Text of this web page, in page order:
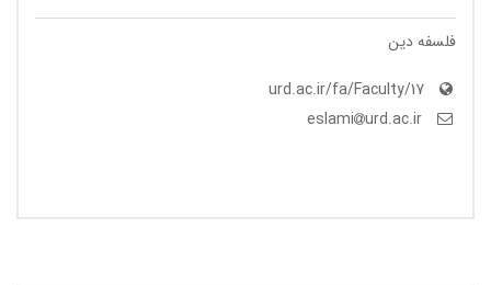
فلسفه دین
urd.ac.ir/fa/Faculty/17
urd.ac.ir